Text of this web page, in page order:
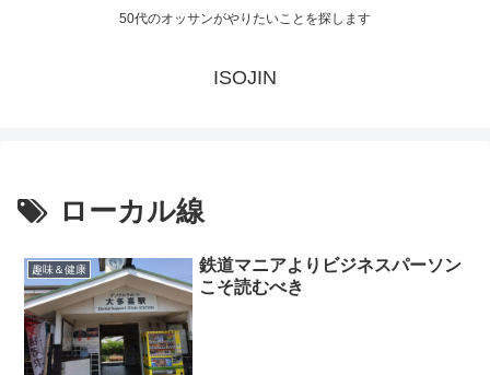
50代のオッサンがやりたいことを探します
ISOJIN
ローカル線
趣味＆健康
鉄道マニアよりビジネスパーソン
こそ読むべき